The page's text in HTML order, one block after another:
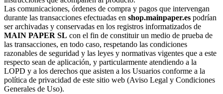
Las comunicaciones, órdenes de compra y pagos que intervengan
durante las transacciones efectuadas en shop.mainpaper.es podrían
ser archivadas y conservadas en los registros informatizados de
MAIN PAPER SL con el fin de constituir un medio de prueba de
las transacciones, en todo caso, respetando las condiciones
razonables de seguridad y las leyes y normativas vigentes que a este
respecto sean de aplicación, y particularmente atendiendo a la
LOPD y a los derechos que asisten a los Usuarios conforme a la
política de privacidad de este sitio web (Aviso Legal y Condiciones
Generales de Uso).